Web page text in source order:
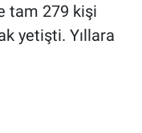
tam 279 kişi
yetişti. Yıllara